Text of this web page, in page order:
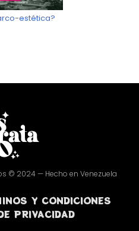
estética?
© 2024 — Hecho en Venezuela
Y CONDICIONES
PRIVACIDAD